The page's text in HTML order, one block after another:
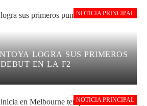
NOTICIA PRINCIPAL
LOGRA SUS PRIMEROS
EN LA F2
NOTICIA PRINCIPAL